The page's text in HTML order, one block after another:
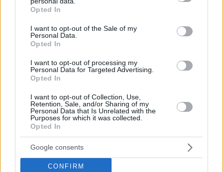
grant or deny consent to Google and its third-party tags to
use your data for below specified purposes in below Google
consent section.
Opted In
I want to opt-out of the Sale of my
Personal Data.
Opted In
I want to opt-out of processing my
Personal Data for Targeted Advertising.
Opted In
I want to opt-out of Collection, Use,
Retention, Sale, and/or Sharing of my
Personal Data that Is Unrelated with the
Purposes for which it was collected.
Opted In
Google consents
CONFIRM
Συνελήφθη 24χρονος για ενδοοικογενειακή βία στα
Χανιά: 17χρονη κατήγγειλε ότι την κλείδωσε σε σπίτι
πριν 6 λεπτά
Χίος: 6 ανέγγιχτες παραλίες στη δυτική πλευρά της που
αξίζει να ανακαλύψετε
πριν 8 λεπτά
Οι «Πράσινες Μπότες»: Τριάντα χρόνια μετά, το
Έβερεστ μπορεί να δώσει πίσω έναν από τους νεκρούς
Χόρχε Μέσι: Ο εργάτης από το Ροσάριο που πήρε τον
13χρονο Λιονέλ από το χέρι και άλλαξε την ιστορία του
ποδοσφαίρου με μια υπογραφή σε... χαρτοπετσέτα
πριν 17 λεπτά